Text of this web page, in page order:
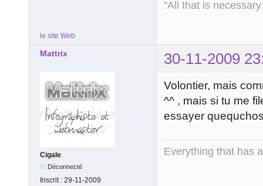
"All that is
le site Web
Mattrix 30-11-2009
Cigale
Déconnecté
Inscrit : 29-11-2009
Volontier, mais
^^ , mais si tu me
essayer
Everything that has